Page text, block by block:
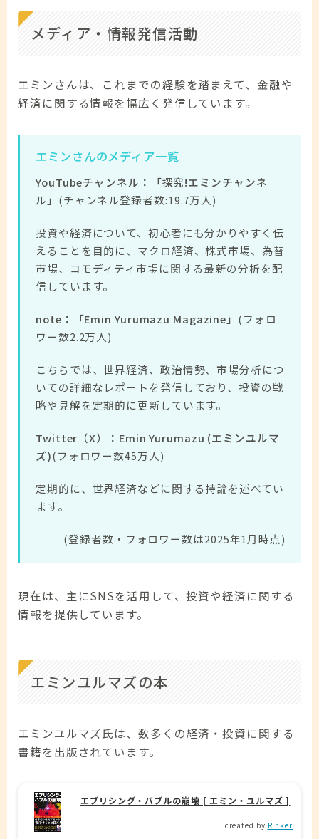
メディア・情報発信活動
エミンさんは、これまでの経験を踏まえて、金融や
経済に関する情報を幅広く発信しています。
エミンさんのメディア一覧
YouTubeチャンネル：「探究!エミンチャンネ
ル」 (チャンネル登録者数:19.7万人)
投資や経済について、初心者にも分かりやすく伝
えることを目的に、マクロ経済、株式市場、為替
市場、コモディティ市場に関する最新の分析を配
信しています。
note：「Emin Yurumazu Magazine」 (フォロ
ワー数2.2万人)
こちらでは、世界経済、政治情勢、市場分析につ
いての詳細なレポートを発信しており、投資の戦
略や見解を定期的に更新しています。
Twitter（X）：Emin Yurumazu (エミンユルマ
ズ)(フォロワー数45万人)
定期的に、世界経済などに関する持論を述べてい
ます。
(登録者数・フォロワー数は2025年1月時点)
現在は、主にSNSを活用して、投資や経済に関する
情報を提供しています。
エミンユルマズの本
エミンユルマズ氏は、数多くの経済・投資に関する
書籍を出版されています。
エブリシング・バブルの崩壊 [ エミン・ユルマズ ]
created by Rinker